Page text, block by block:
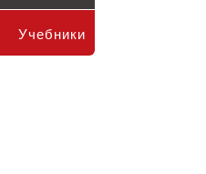
Учебники